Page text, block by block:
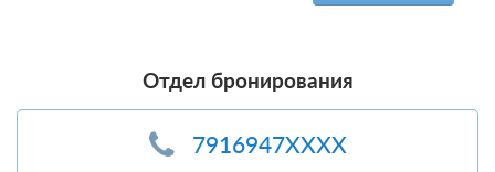
Отдел бронирования
7916947XXXX